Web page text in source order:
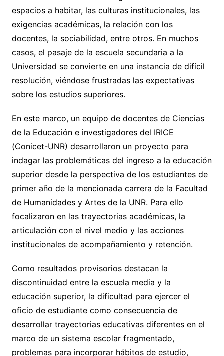
espacios a habitar, las culturas institucionales, las
exigencias académicas, la relación con los
docentes, la sociabilidad, entre otros. En muchos
casos, el pasaje de la escuela secundaria a la
Universidad se convierte en una instancia de difícil
resolución, viéndose frustradas las expectativas
sobre los estudios superiores.
En este marco, un equipo de docentes de Ciencias
de la Educación e investigadores del IRICE
(Conicet-UNR) desarrollaron un proyecto para
indagar las problemáticas del ingreso a la educación
superior desde la perspectiva de los estudiantes de
primer año de la mencionada carrera de la Facultad
de Humanidades y Artes de la UNR. Para ello
focalizaron en las trayectorias académicas, la
articulación con el nivel medio y las acciones
institucionales de acompañamiento y retención.
Como resultados provisorios destacan la
discontinuidad entre la escuela media y la
educación superior, la dificultad para ejercer el
oficio de estudiante como consecuencia de
desarrollar trayectorias educativas diferentes en el
marco de un sistema escolar fragmentado,
problemas para incorporar hábitos de estudio,